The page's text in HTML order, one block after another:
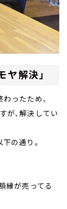
解決」
ったため、
が、解決してい
の通り。
縁が売ってる